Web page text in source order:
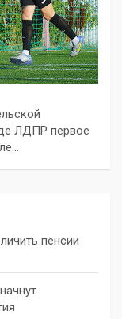
ЛДПР первое
пенсии